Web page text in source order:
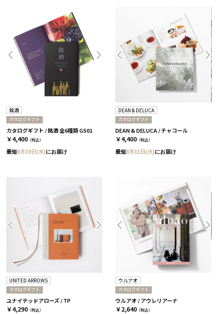
銘酒
カタログギフト
カタログギフト / 銘酒 全6種類 GS01
￥4,400 （税込）
最短8月19日(水)にお届け
DEAN & DELUCA
カタログギフト
DEAN & DELUCA / チャコール
￥4,400 （税込）
最短8月11日(火)にお届け
UNITED ARROWS
カタログギフト
ユナイテッドアローズ / TP
￥4,290 （税込）
ウルアオ
カタログギフト
ウルアオ / アウレリアーナ
￥2,640 （税込）